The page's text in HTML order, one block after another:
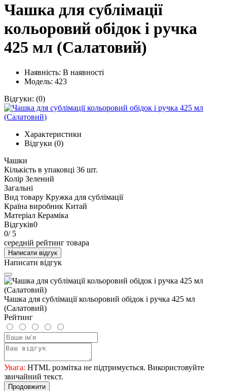
Чашка для сублімації
кольоровий обідок і ручка
425 мл (Салатовий)
Наявність: В наявності
Модель: 423
Відгуки: (0)
Характеристики
Відгуки (0)
Чашки
Кількість в упаковці 36 шт.
Колір Зелений
Загальні
Вид товару Кружка для сублімації
Країна виробник Китай
Матеріал Кераміка
Відгуків0
0/ 5
середній рейтинг товара
Написати відгук
Написати відгук
Чашка для сублімації кольоровий обідок і ручка 425 мл
(Салатовий)
Рейтинг
Увага: HTML розмітка не підтримується. Використовуйте
звичайний текст.
Продовжити